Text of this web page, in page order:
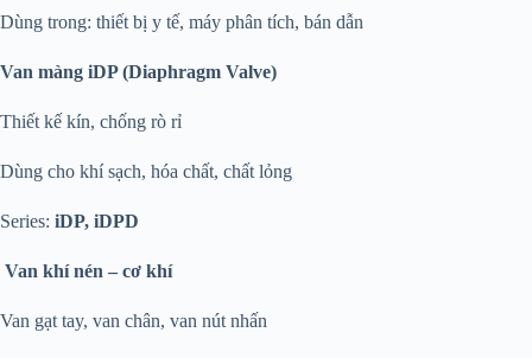
Dùng trong: thiết bị y tế, máy phân tích, bán dẫn
Van màng iDP (Diaphragm Valve)
Thiết kế kín, chống rò rỉ
Dùng cho khí sạch, hóa chất, chất lỏng
Series: iDP, iDPD
Van khí nén – cơ khí
Van gạt tay, van chân, van nút nhấn